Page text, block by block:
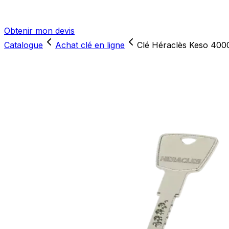
Obtenir mon devis
Catalogue
Achat clé en ligne Clé Héraclès Keso